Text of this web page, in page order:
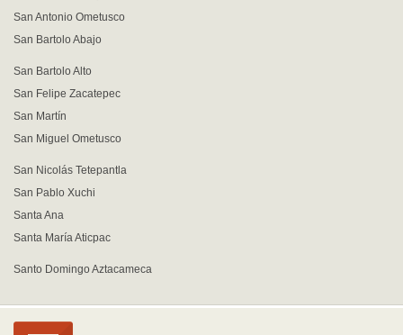
San Antonio Ometusco
San Bartolo Abajo
San Bartolo Alto
San Felipe Zacatepec
San Martín
San Miguel Ometusco
San Nicolás Tetepantla
San Pablo Xuchi
Santa Ana
Santa María Aticpac
Santo Domingo Aztacameca